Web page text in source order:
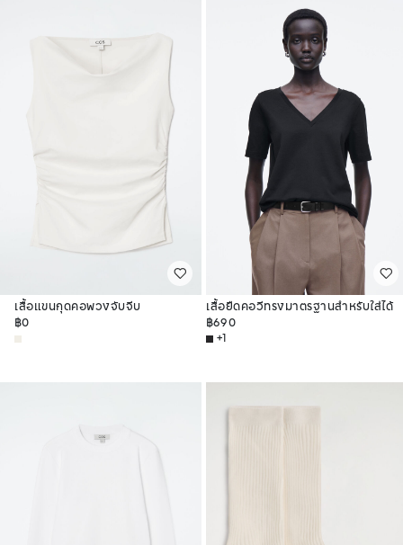
เสื้อแขนกุดคอพวงจับจีบ
฿0
เสื้อยืดคอวีทรงมาตรฐานสำหรับใส่ได้
ทุกวัน
฿690
+1